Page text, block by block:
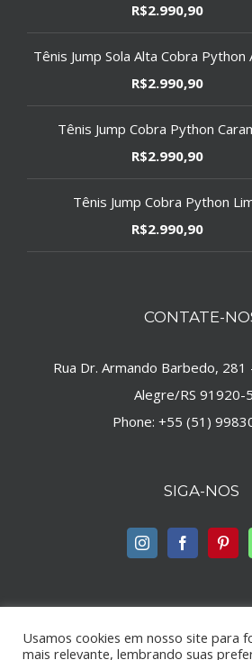
R$2.990,90
Tênis Jump Sola Alta Cobra Python
R$2.990,90
Tênis Jump Cobra Python
R$2.990,90
Tênis Jump Cobra Python
R$2.990,90
CONTATE-
Rua Dr. Armando Barbedo,
Alegre/RS 91920-
Phone: +55 (51)
SIGA-NOS
Usamos cookies em nosso site para
mais relevante, lembrando suas